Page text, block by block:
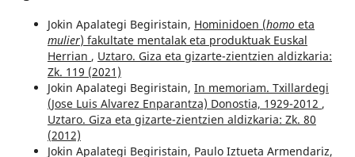
Jokin Apalategi Begiristain, Hominidoen (homoeta
mulier) fakultate mentalak eta produktuak Euskal
Herrian , Uztaro. Giza eta gizarte-zientzien aldizkaria:
Zk. 119 (2021)
Jokin Apalategi Begiristain, In memoriam. Txillardegi
(Jose Luis Alvarez Enparantza) Donostia, 1929-2012 ,
Uztaro. Giza eta gizarte-zientzien aldizkaria: Zk. 80
(2012)
Jokin Apalategi Begiristain, Paulo Iztueta Armendariz,